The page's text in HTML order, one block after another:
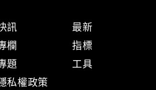
訊
欄
題
私權政策
最新
指標
工具